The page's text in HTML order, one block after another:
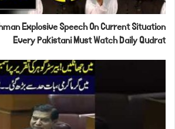
Explosive Speech On Current Situation
Every Pakistani Must Watch Daily Qudrat